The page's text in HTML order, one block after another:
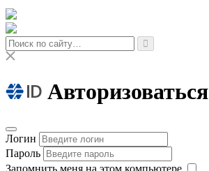
Авторизоваться
Логин
Пароль